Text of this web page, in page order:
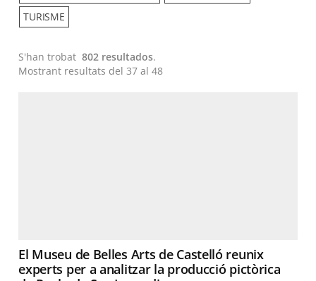
TURISME
S'han trobat802 resultados.
Mostrant resultats del 37 al 48
El Museu de Belles Arts de Castelló reunix
experts per a analitzar la producció pictòrica